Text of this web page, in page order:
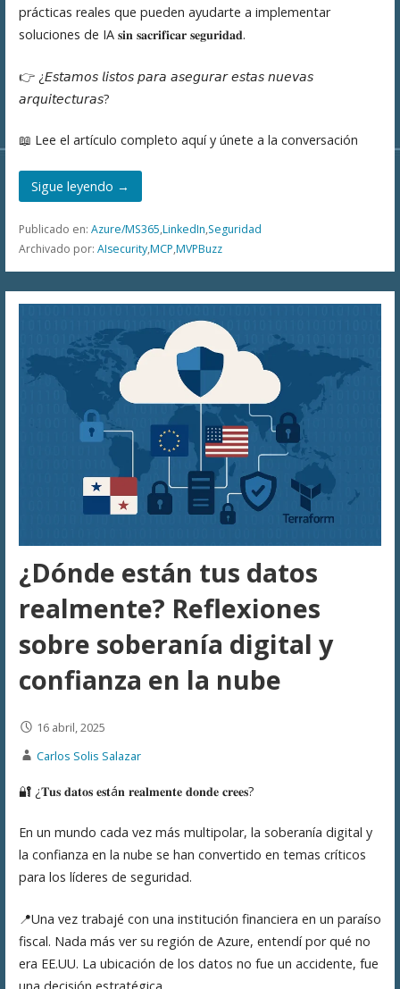
prácticas reales que pueden ayudarte a implementar
soluciones de IA 𝐬𝐢𝐧 𝐬𝐚𝐜𝐫𝐢𝐟𝐢𝐜𝐚𝐫 𝐬𝐞𝐠𝐮𝐫𝐢𝐝𝐚𝐝.
👉 ¿𝘌𝘴𝘵𝘢𝘮𝘰𝘴 𝘭𝘪𝘴𝘵𝘰𝘴 𝘱𝘢𝘳𝘢 𝘢𝘴𝘦𝘨𝘶𝘳𝘢𝘳 𝘦𝘴𝘵𝘢𝘴 𝘯𝘶𝘦𝘷𝘢𝘴
𝘢𝘳𝘲𝘶𝘪𝘵𝘦𝘤𝘵𝘶𝘳𝘢𝘴?
📖 Lee el artículo completo aquí y únete a la conversación
Sigue leyendo →
Publicado en: Azure/MS365,LinkedIn,Seguridad
Archivado por: AIsecurity,MCP,MVPBuzz
¿Dónde están tus datos
realmente? Reflexiones
sobre soberanía digital y
confianza en la nube
16 abril, 2025
Carlos Solis Salazar
🔐 ¿𝐓𝐮𝐬 𝐝𝐚𝐭𝐨𝐬 𝐞𝐬𝐭á𝐧 𝐫𝐞𝐚𝐥𝐦𝐞𝐧𝐭𝐞 𝐝𝐨𝐧𝐝𝐞 𝐜𝐫𝐞𝐞𝐬?
En un mundo cada vez más multipolar, la soberanía digital y
la confianza en la nube se han convertido en temas críticos
para los líderes de seguridad.
📍Una vez trabajé con una institución financiera en un paraíso
fiscal. Nada más ver su región de Azure, entendí por qué no
era EE.UU. La ubicación de los datos no fue un accidente, fue